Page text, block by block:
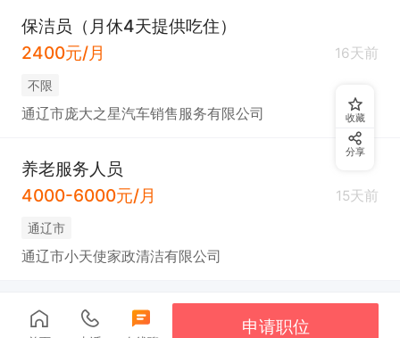
保洁员（月休4天提供吃住）
2400元/月
16天前
不限
通辽市庞大之星汽车销售服务有限公司
养老服务人员
4000-6000元/月
15天前
通辽市
通辽市小天使家政清洁有限公司
收藏
分享
申请职位